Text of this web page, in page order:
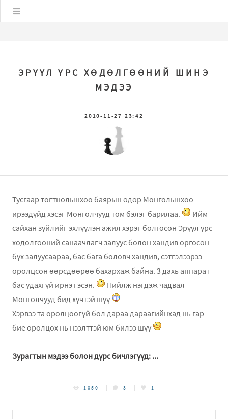
ЭРҮҮЛ ҮРС ХӨДӨЛГӨӨНИЙ ШИНЭ
МЭДЭЭ
2010-11-27 23:42
Тусгаар тогтнолынхоо баярын өдөр Монголынхоо
ирээдүйд хэсэг Монголчууд том бэлэг барилаа.
Ийм
сайхан зүйлийг эхлүүлэн ажил хэрэг болгосон Эрүүл үрс
хөдөлгөөний санаачлагч залуус болон хандив өргөсөн
бүх залуусаараа, бас бага боловч хандив, сэтгэлээрээ
оролцсон өөрсдөөрөө бахархаж байна. 3 дахь аппарат
бас удахгүй ирнэ гэсэн.
Нийлж нэгдэж чадвал
Монголчууд бид хүчтэй шүү
Хэрвээ та оролцоогүй бол дараа дараагийнхад нь гар
бие оролцох нь нээлттэй юм билээ шүү
Зурагтын мэдээ болон дүрс бичлэгүүд: ...
1050 3 1